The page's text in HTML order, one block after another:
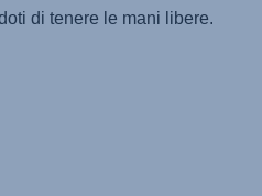
di tenere le mani libere.